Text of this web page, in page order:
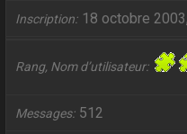
Inscription 18 octobre
Rang, Nom d’utilisateur
Messages 512